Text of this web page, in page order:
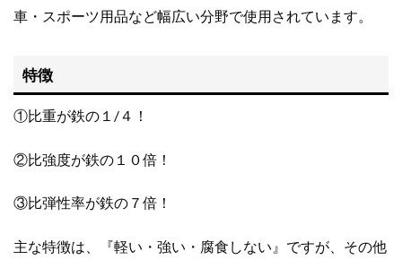
車・スポーツ用品など幅広い分野で使用されています。
特徴
①比重が鉄の１/４！
②比強度が鉄の１０倍！
③比弾性率が鉄の７倍！
主な特徴は、『軽い・強い・腐食しない』ですが、その他